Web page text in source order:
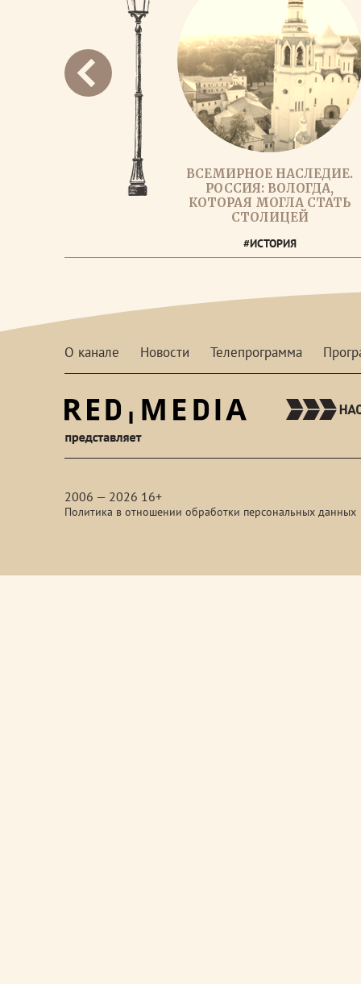
ВСЕМИРНОЕ НАСЛЕДИЕ.
РОССИЯ: ВОЛОГДА,
КОТОРАЯ МОГЛА СТАТЬ
СТОЛИЦЕЙ
#ИСТОРИЯ
О канале Новости Телепрограмма
2006 — 2026 16+
Политика в отношении обработки персональных данных